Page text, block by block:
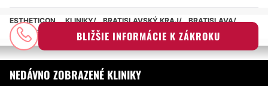
BLIŽŠIE INFORMÁCIE K ZÁKROKU
ESTHETICON KLINIKY BRATISLAVSKÝ KRAJ
BRATISLAVA
DR. MED. UNIV. LUKÁŠ ŠIMKO PHD.
NEDÁVNO ZOBRAZENÉ KLINIKY